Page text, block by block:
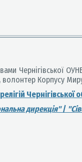
Чернігівської
волонтер Корпусу
Чернігівської
дирекція"/